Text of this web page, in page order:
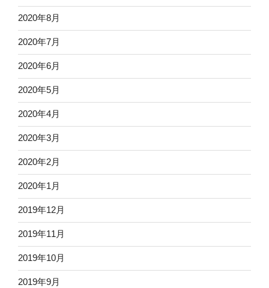
2020年8月
2020年7月
2020年6月
2020年5月
2020年4月
2020年3月
2020年2月
2020年1月
2019年12月
2019年11月
2019年10月
2019年9月